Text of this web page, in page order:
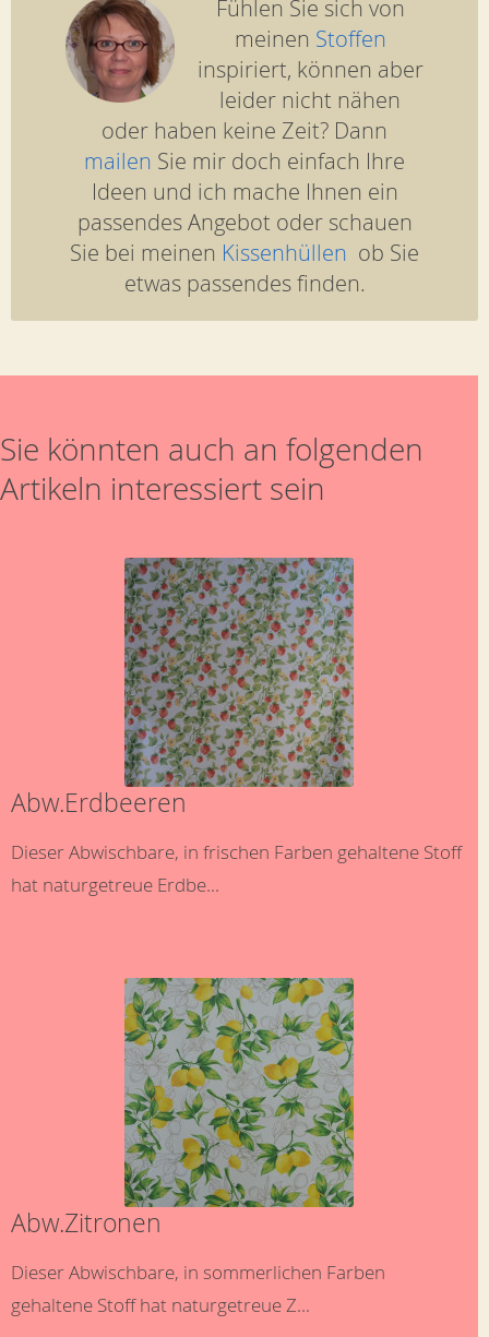
Fühlen Sie sich von
meinen Stoffen
inspiriert, können aber
leider nicht nähen
oder haben keine Zeit? Dann
mailen Sie mir doch einfach Ihre
Ideen und ich mache Ihnen ein
passendes Angebot oder schauen
Sie bei meinen Kissenhüllen ob Sie
etwas passendes finden.
Sie könnten auch an folgenden
Artikeln interessiert sein
Abw.Erdbeeren
Dieser Abwischbare, in frischen Farben gehaltene Stoff
hat naturgetreue Erdbe...
Abw.Zitronen
Dieser Abwischbare, in sommerlichen Farben
gehaltene Stoff hat naturgetreue Z...